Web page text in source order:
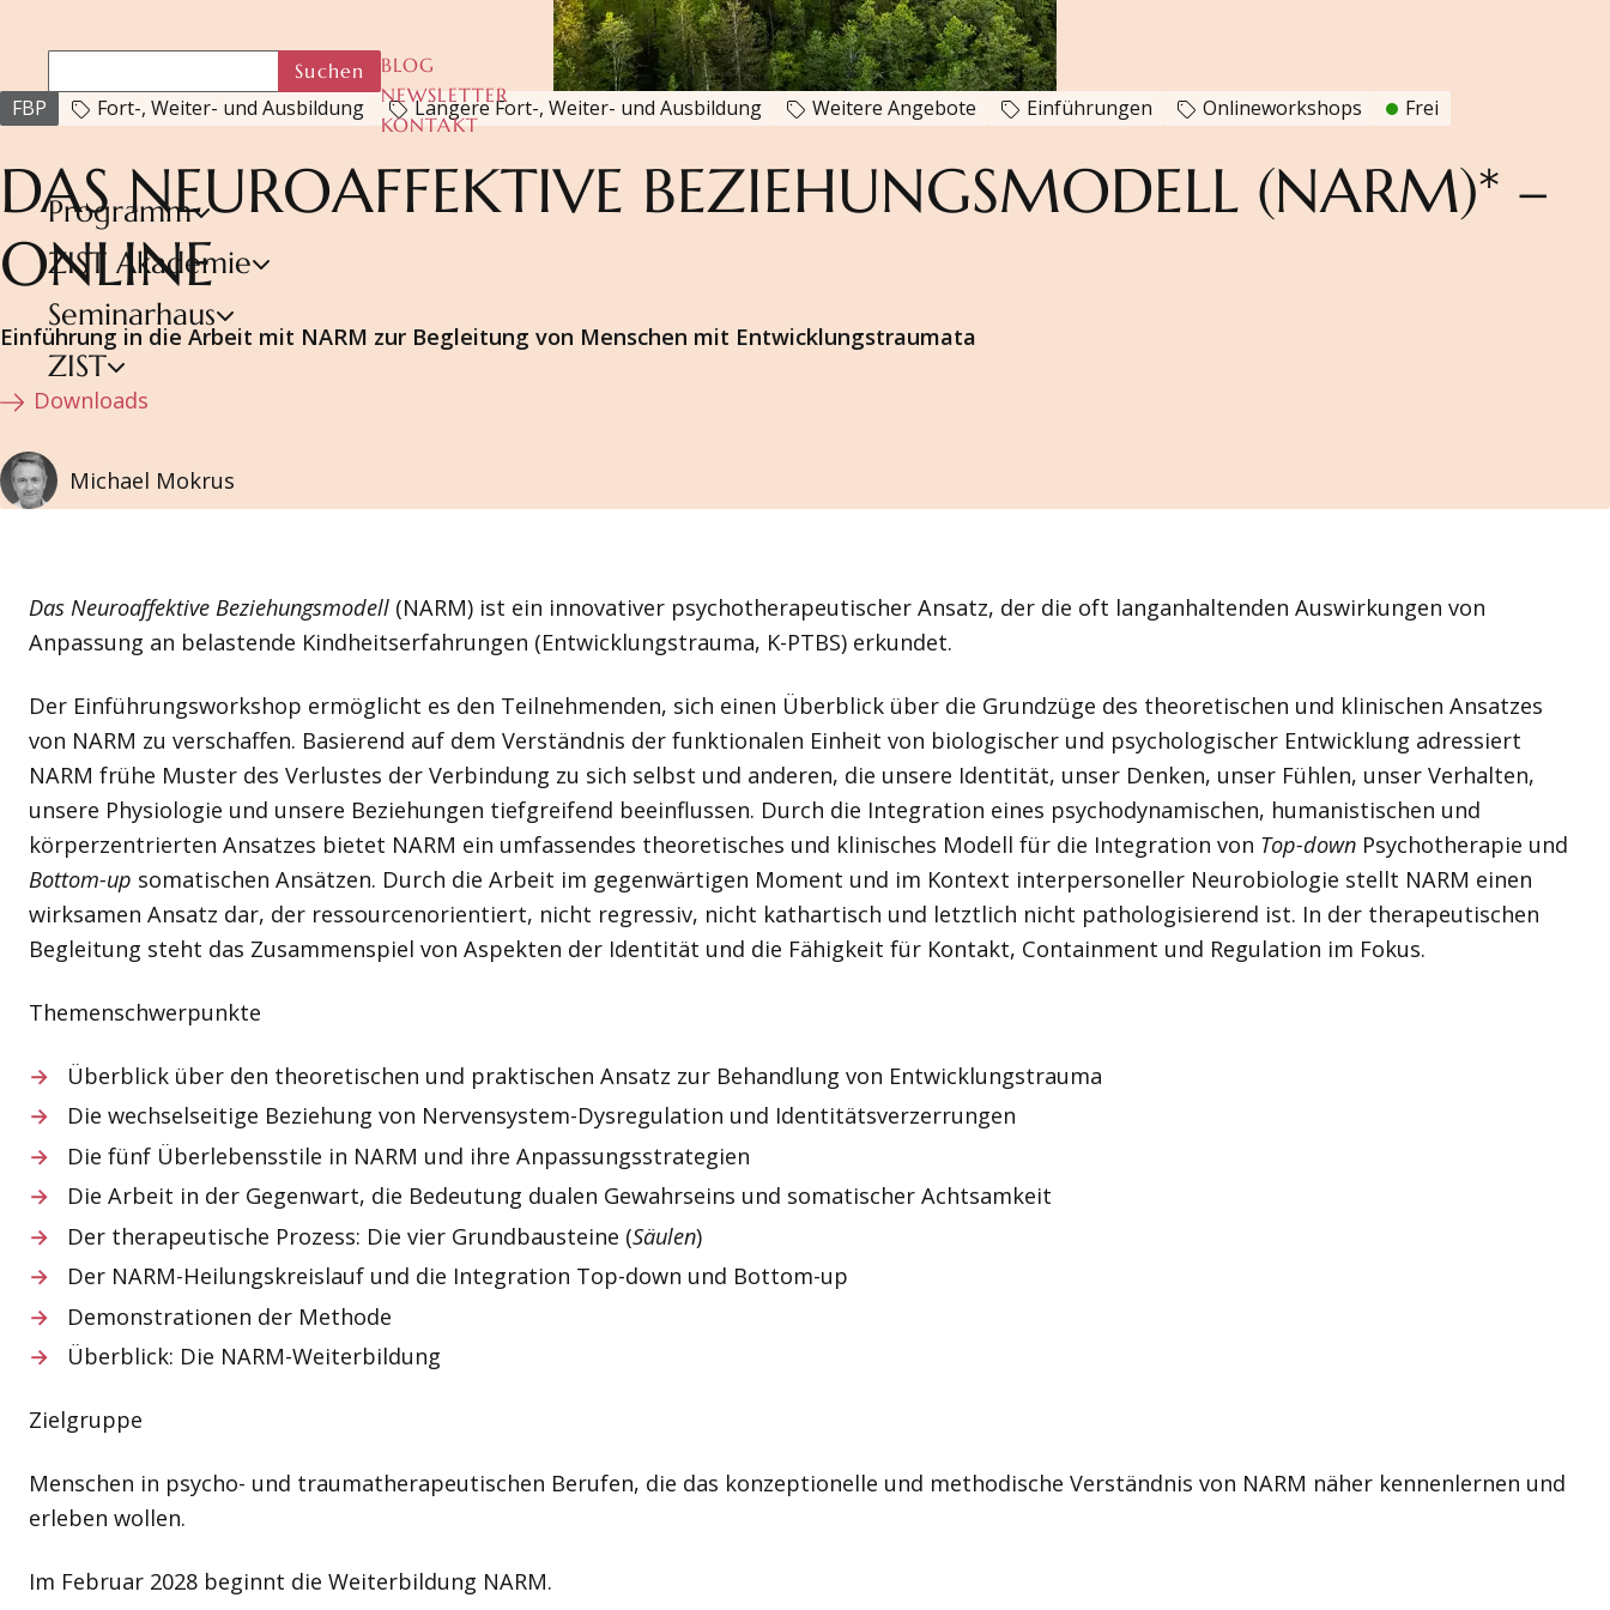
BLOG
NEWSLETTER
KONTAKT
Suchen
Programm
ZIST Akademie
Seminarhaus
ZIST
FBP Fort-, Weiter- und Ausbildung Längere Fort-, Weiter- und Ausbildung Weitere Angebote Einführungen Onlineworkshops Frei
DAS NEUROAFFEKTIVE BEZIEHUNGSMODELL (NARM)* –
ONLINE
Einführung in die Arbeit mit NARM zur Begleitung von Menschen mit Entwicklungstraumata
Downloads
Michael Mokrus
Das Neuroaffektive Beziehungsmodell (NARM) ist ein innovativer psychotherapeutischer Ansatz, der die oft langanhaltenden Auswirkungen von
Anpassung an belastende Kindheitserfahrungen (Entwicklungstrauma, K-PTBS) erkundet.
Der Einführungsworkshop ermöglicht es den Teilnehmenden, sich einen Überblick über die Grundzüge des theoretischen und klinischen Ansatzes
von NARM zu verschaffen. Basierend auf dem Verständnis der funktionalen Einheit von biologischer und psychologischer Entwicklung adressiert
NARM frühe Muster des Verlustes der Verbindung zu sich selbst und anderen, die unsere Identität, unser Denken, unser Fühlen, unser Verhalten,
unsere Physiologie und unsere Beziehungen tiefgreifend beeinflussen. Durch die Integration eines psychodynamischen, humanistischen und
körperzentrierten Ansatzes bietet NARM ein umfassendes theoretisches und klinisches Modell für die Integration von Top-down Psychotherapie und
Bottom-up somatischen Ansätzen. Durch die Arbeit im gegenwärtigen Moment und im Kontext interpersoneller Neurobiologie stellt NARM einen
wirksamen Ansatz dar, der ressourcenorientiert, nicht regressiv, nicht kathartisch und letztlich nicht pathologisierend ist. In der therapeutischen
Begleitung steht das Zusammenspiel von Aspekten der Identität und die Fähigkeit für Kontakt, Containment und Regulation im Fokus.
Themenschwerpunkte
Überblick über den theoretischen und praktischen Ansatz zur Behandlung von Entwicklungstrauma
Die wechselseitige Beziehung von Nervensystem-Dysregulation und Identitätsverzerrungen
Die fünf Überlebensstile in NARM und ihre Anpassungsstrategien
Die Arbeit in der Gegenwart, die Bedeutung dualen Gewahrseins und somatischer Achtsamkeit
Der therapeutische Prozess: Die vier Grundbausteine (Säulen)
Der NARM-Heilungskreislauf und die Integration Top-down und Bottom-up
Demonstrationen der Methode
Überblick: Die NARM-Weiterbildung
Zielgruppe
Menschen in psycho- und traumatherapeutischen Berufen, die das konzeptionelle und methodische Verständnis von NARM näher kennenlernen und
erleben wollen.
Im Februar 2028 beginnt die Weiterbildung NARM.